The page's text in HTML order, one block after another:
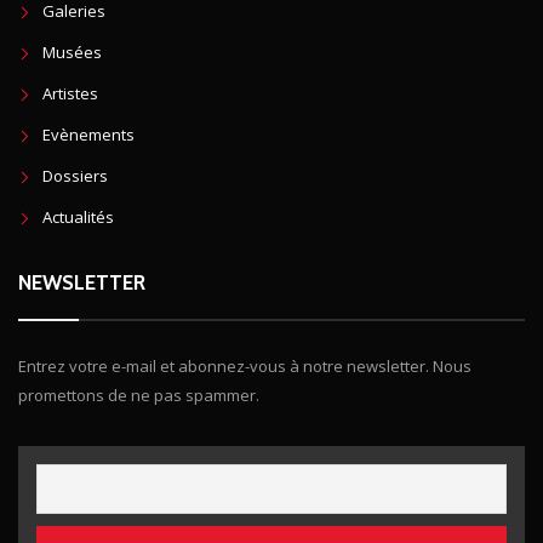
Galeries
Musées
Artistes
Evènements
Dossiers
Actualités
NEWSLETTER
Entrez votre e-mail et abonnez-vous à notre newsletter. Nous
promettons de ne pas spammer.